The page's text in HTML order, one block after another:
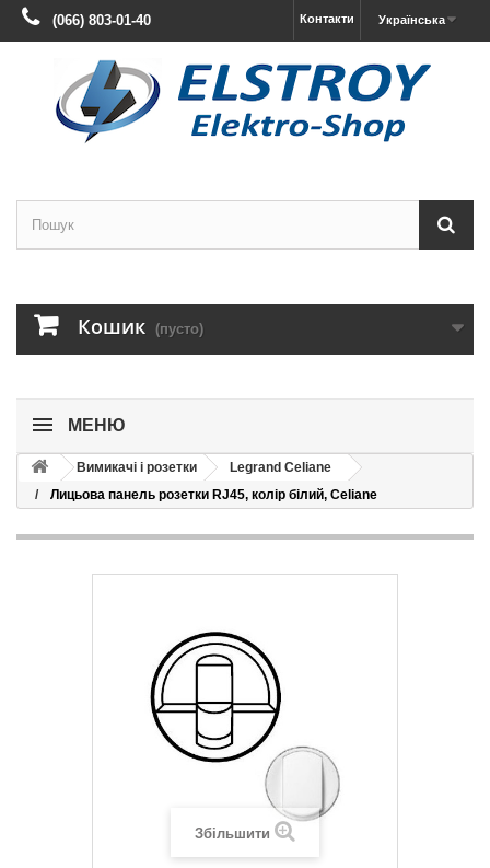
Українська
Контакти
(066) 803-01-40
Кошик (пусто)
МЕНЮ
Вимикачі і розетки
Legrand Celiane
Лицьова панель розетки RJ45, колір білий, Celiane
Збільшити